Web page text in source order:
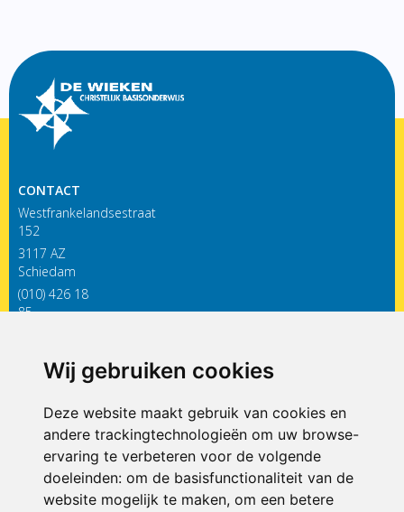
Wij gebruiken cookies
Deze website maakt gebruik van cookies en
andere trackingtechnologieën om uw browse-
ervaring te verbeteren voor de volgende
doeleinden: om de basisfunctionaliteit van de
website mogelijk te maken, om een betere
CONTACT
Westfrankelandsestraat
152
3117 AZ
Schiedam
(010) 426 18
85
ONDERDEEL VAN